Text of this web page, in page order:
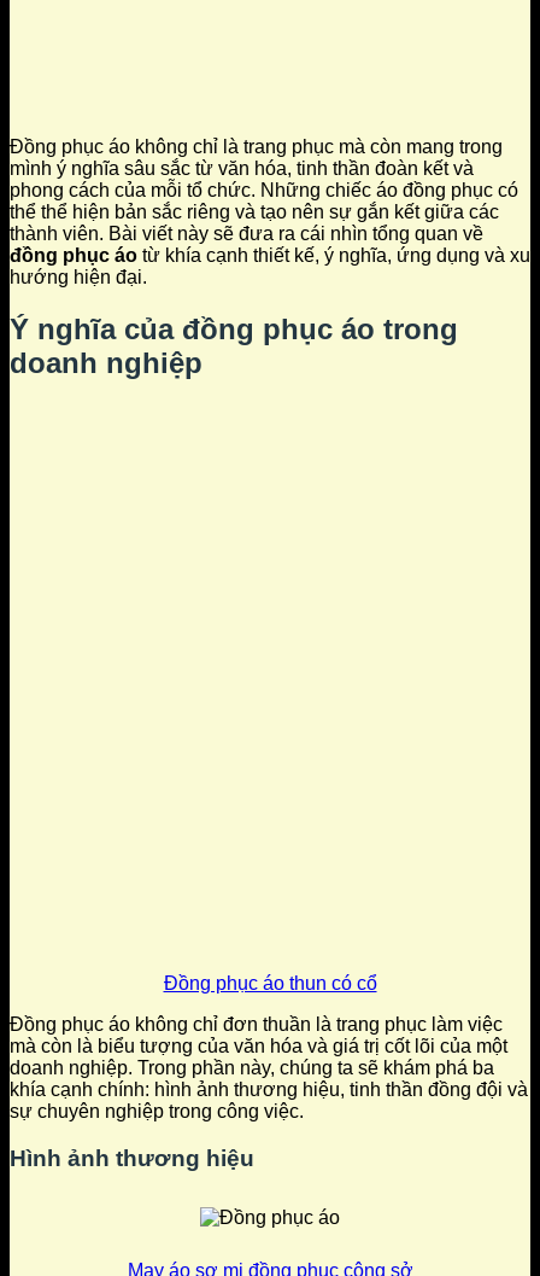
Đồng phục áo không chỉ là trang phục mà còn mang trong
mình ý nghĩa sâu sắc từ văn hóa, tinh thần đoàn kết và
phong cách của mỗi tổ chức. Những chiếc áo đồng phục có
thể thể hiện bản sắc riêng và tạo nên sự gắn kết giữa các
thành viên. Bài viết này sẽ đưa ra cái nhìn tổng quan về
đồng phục áo từ khía cạnh thiết kế, ý nghĩa, ứng dụng và xu
hướng hiện đại.
Ý nghĩa của đồng phục áo trong
doanh nghiệp
Đồng phục áo thun có cổ
Đồng phục áo không chỉ đơn thuần là trang phục làm việc
mà còn là biểu tượng của văn hóa và giá trị cốt lõi của một
doanh nghiệp. Trong phần này, chúng ta sẽ khám phá ba
khía cạnh chính: hình ảnh thương hiệu, tinh thần đồng đội và
sự chuyên nghiệp trong công việc.
Hình ảnh thương hiệu
May áo sơ mi đồng phục công sở